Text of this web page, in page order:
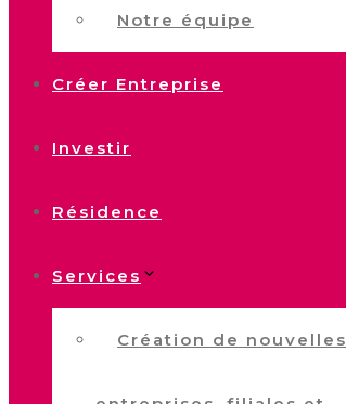
Notre équipe
Créer Entreprise
Investir
Résidence
Services
Création de nouvelles